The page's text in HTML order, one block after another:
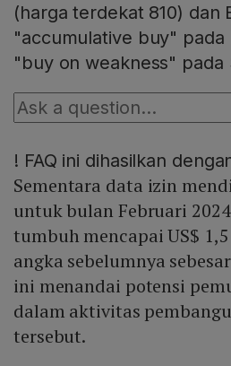
(harga terdekat 810) dan
"accumulative buy" pada
"buy on weakness" pada
! FAQ ini dihasilkan
Sementara data izin
untuk bulan Februari
tumbuh mencapai US$
angka sebelumnya
ini menandai potensi
dalam aktivitas
tersebut.